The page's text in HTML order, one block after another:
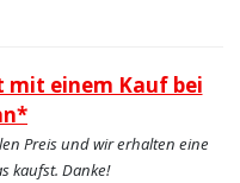
mit einem Kauf bei
Preis und wir erhalten eine
kaufst. Danke!